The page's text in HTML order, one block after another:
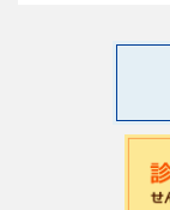
第4回緩和臨床
日本サイコオン
療法：基本スキ